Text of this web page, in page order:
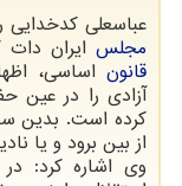
عباسعلی
مجلس ایران
قانون اساسی،
آزادی را در عین
کرده است. بدین
از بین برود و یا
وی اشاره کرد: